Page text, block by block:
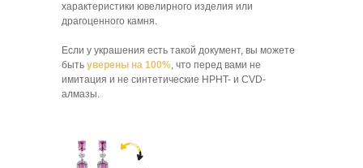
характеристики ювелирного изделия или
драгоценного камня.
Если у украшения есть такой документ, вы можете
быть уверены на 100%, что перед вами не
имитация и не синтетические HPHT- и CVD-
алмазы.